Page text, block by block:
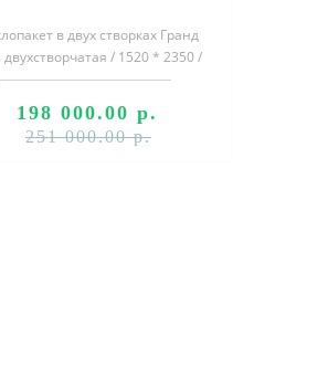
в двух створках Гранд
/ 1520 * 2350 /
левое / Стеклопакет..
198 000.00 р.
251 000.00 р.